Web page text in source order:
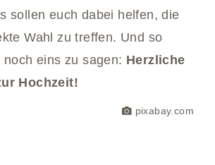
sollen euch dabei helfen, die
Wahl zu treffen. Und so
eins zu sagen: Herzliche
Hochzeit!
pixabay.com